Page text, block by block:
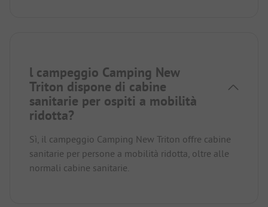
l campeggio Camping New
Triton dispone di cabine
sanitarie per ospiti a mobilità
ridotta?
Sì, il campeggio Camping New Triton offre cabine
sanitarie per persone a mobilità ridotta, oltre alle
normali cabine sanitarie.